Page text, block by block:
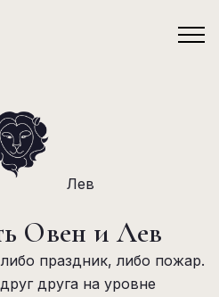
Лев
Овен и Лев
праздник, либо пожар.
друга на уровне